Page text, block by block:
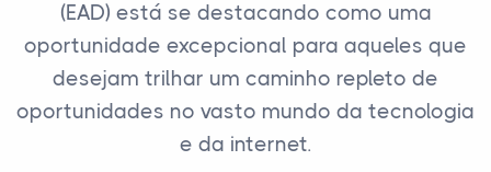
(EAD) está se destacando como uma
oportunidade excepcional para aqueles que
desejam trilhar um caminho repleto de
oportunidades no vasto mundo da tecnologia
e da internet.